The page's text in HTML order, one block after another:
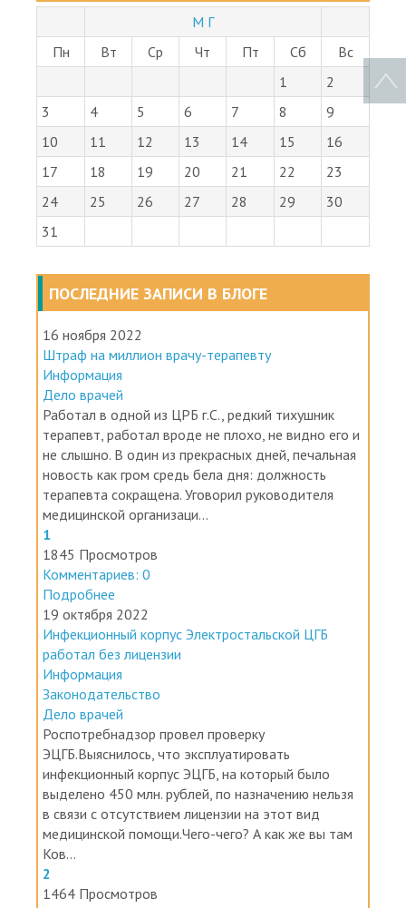
АРХИВ ЗАПИСЕЙ
М Г
1
2
3
4 5 6 7 8
9
10
11 12 13 14 15
16
17
18 19 20 21 22
23
24
16 ноября 2022
Штраф на миллион врачу-терапевту
Информация
Дело врачей
Работал в одной из ЦРБ г.С., редкий тихушник
терапевт, работал вроде не плохо, не видно его и
не слышно. В один из прекрасных дней, печальная
новость как гром средь бела дня: должность
терапевта сокращена. Уговорил руководителя
медицинской организаци...
1
1845 Просмотров
Комментариев: 0
Подробнее
19 октября 2022
Инфекционный корпус Электростальской ЦГБ
работал без лицензии
Информация
Законодательство
Дело врачей
Роспотребнадзор провел проверку
ЭЦГБ.Выяснилось, что эксплуатировать
инфекционный корпус ЭЦГБ, на который было
выделено 450 млн. рублей, по назначению нельзя
в связи с отсутствием лицензии на этот вид
медицинской помощи.Чего-чего? А как же вы там
Ков...
2